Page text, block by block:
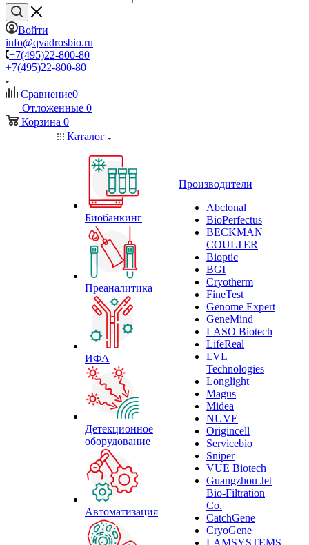
Войти
info@qvadrosbio.ru
+7(495)22-800-80
+7(495)22-800-80
Сравнение0
Отложенные 0
Корзина 0
Каталог
Биобанкинг
Преаналитика
ИФА
Детекционное
оборудование
Автоматизация
Производители
Abclonal
BioPerfectus
BECKMAN
COULTER
Bioptic
BGI
Cryotherm
FineTest
Genome Expert
GeneMind
LASO Biotech
LifeReal
LVL
Technologies
Longlight
Magus
Midea
NUVE
Origincell
Servicebio
Sniper
VUE Biotech
Guangzhou Jet
Bio-Filtration
Co.
CatchGene
CryoGene
LAMSYSTEMS